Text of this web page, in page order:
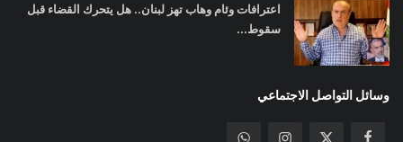
اعترافات وئام وهاب تهز لبنان.. هل يتحرك القضاء قبل
سقوط...
وسائل التواصل الاجتماعي